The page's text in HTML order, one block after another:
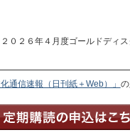
０２６年４月度ゴールドディ
化通信速報（日刊紙＋Web）」